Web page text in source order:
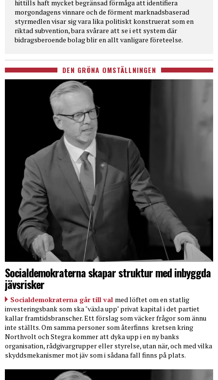
hittills haft mycket begränsad förmåga att identifiera
morgondagens vinnare och de förment marknadsbaserad
styrmedlen visar sig vara lika politiskt konstruerat som en
riktad subvention, bara svårare att se i ett system där
bidragsberoende bolag blir en allt vanligare företeelse.
DEN GRÖNA OMSTÄLLNINGEN
Socialdemokraterna skapar struktur med inbyggda
jävsrisker
Socialdemokraterna går till val med löftet om en statlig
investeringsbank som ska "växla upp" privat kapital i det partiet
kallar framtidsbranscher. Ett förslag som väcker frågor som ännu
inte ställts. Om samma personer som återfinns kretsen kring
Northvolt och Stegra kommer att dyka upp i en ny banks
organisation, rådgivargrupper eller styrelse, utan när, och med vilka
skyddsmekanismer mot jäv som i sådana fall finns på plats.